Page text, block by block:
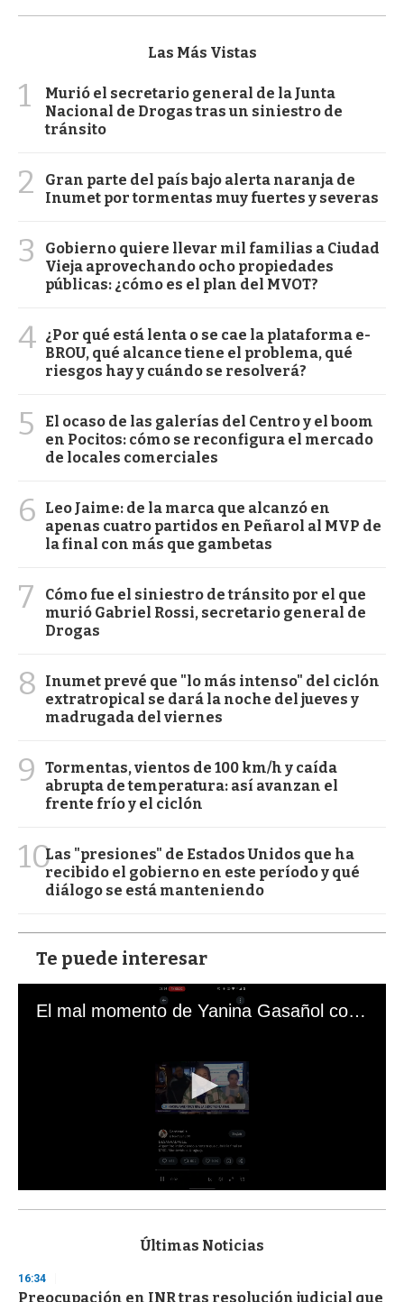
Las Más Vistas
1
Murió el secretario general de la Junta
Nacional de Drogas tras un siniestro de
tránsito
2
Gran parte del país bajo alerta naranja de
Inumet por tormentas muy fuertes y severas
3
Gobierno quiere llevar mil familias a Ciudad
Vieja aprovechando ocho propiedades
públicas: ¿cómo es el plan del MVOT?
4 ¿Por qué está lenta o se cae la plataforma e-
BROU, qué alcance tiene el problema, qué
riesgos hay y cuándo se resolverá?
5
El ocaso de las galerías del Centro y el boom
en Pocitos: cómo se reconfigura el mercado
de locales comerciales
6
Leo Jaime: de la marca que alcanzó en
apenas cuatro partidos en Peñarol al MVP de
la final con más que gambetas
7
Cómo fue el siniestro de tránsito por el que
murió Gabriel Rossi, secretario general de
Drogas
8
Inumet prevé que "lo más intenso" del ciclón
extratropical se dará la noche del jueves y
madrugada del viernes
9
Tormentas, vientos de 100 km/h y caída
abrupta de temperatura: así avanzan el
frente frío y el ciclón
10Las "presiones" de Estados Unidos que ha
recibido el gobierno en este período y qué
diálogo se está manteniendo
Te puede interesar
El mal momento de Yanina Gasañol con un hincha argentino en "Subrayado"
s
d
s
Últimas Noticias
16:34
Preocupación en INR tras resolución judicial que